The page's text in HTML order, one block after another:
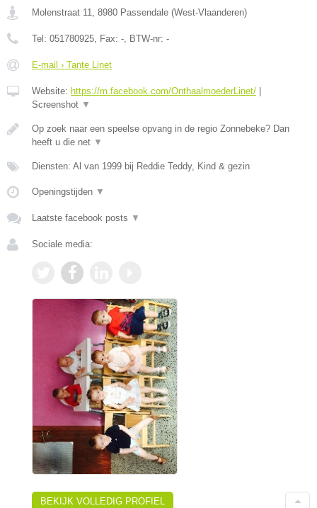
Molenstraat 11 8980 Passendale (West-Vlaanderen)
Tel: 051780925 , Fax: - , BTW-nr: -
E-mail › Tante Linet
Website: https://m.facebook.com/OnthaalmoederLinet/ |
Screenshot ▼
Op zoek naar een speelse opvang in de regio Zonnebeke? Dan
heeft u die net ▼
Diensten: Al van 1999 bij Reddie Teddy, Kind & gezin
Openingstijden ▼
Laatste facebook posts ▼
Sociale media:
BEKIJK VOLLEDIG PROFIEL